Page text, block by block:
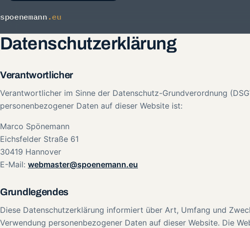
spoenemann .eu
Datenschutzerklärung
Verantwortlicher
Verantwortlicher im Sinne der Datenschutz-Grundverordnung
personenbezogener Daten auf dieser Website ist:
Marco Spönemann
Eichsfelder Straße 61
30419 Hannover
E-Mail: webmaster@spoenemann.eu
Grundlegendes
Diese Datenschutzerklärung informiert über Art, Umfang und
Verwendung personenbezogener Daten auf dieser Website. Die